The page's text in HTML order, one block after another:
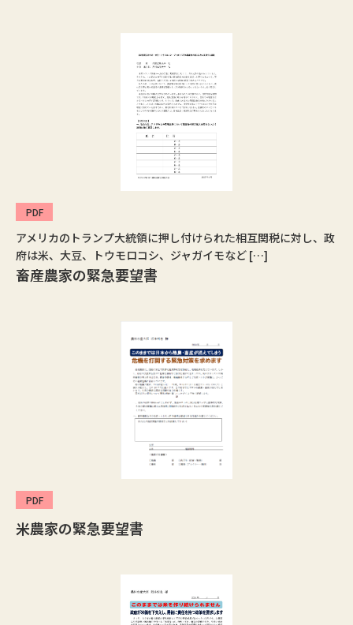
PDF
アメリカのトランプ大統領に押し付けられた相互関税に対し、政
府は米、大豆、トウモロコシ、ジャガイモなど […]
畜産農家の緊急要望書
PDF
米農家の緊急要望書